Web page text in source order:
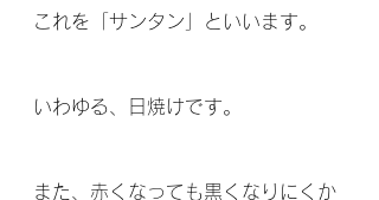
これを「サンタン」といいます。
いわゆる、日焼けです。
また、赤くなっても黒くなりにくか